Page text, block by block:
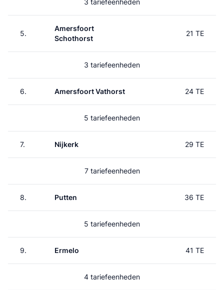
3 tariefeenheden
5.
Amersfoort
Schothorst
21 TE
3 tariefeenheden
6. Amersfoort Vathorst 24 TE
5 tariefeenheden
7. Nijkerk 29 TE
7 tariefeenheden
8. Putten 36 TE
5 tariefeenheden
9. Ermelo 41 TE
4 tariefeenheden